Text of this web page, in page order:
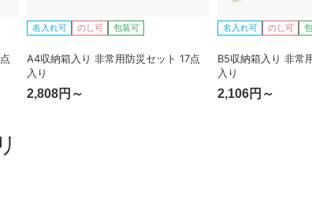
名入れ可 のし可 包装可
A4収納箱入り 非常用防災セット 17点
入り
2,808円～
名入れ可 のし可
B5収納箱入り 非常
入り
2,106円～